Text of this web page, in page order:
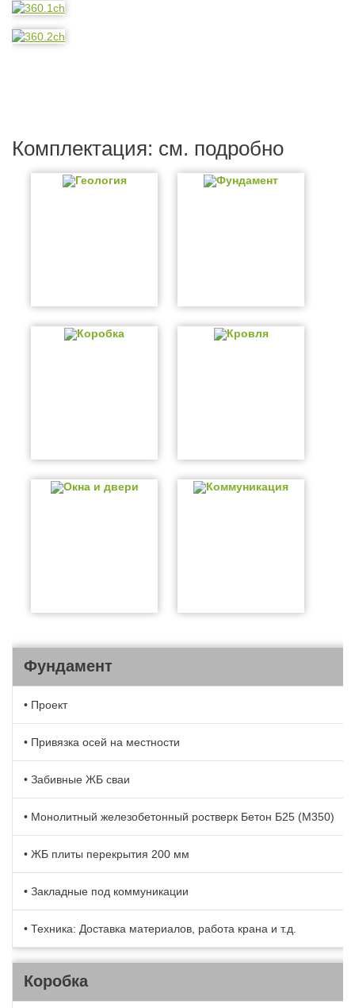
Комплектация: см. подробно
Геология Фундамент
Коробка Кровля
Окна и двери Коммуникация
Фундамент
• Проект
• Привязка осей на местности
• Забивные ЖБ сваи
• Монолитный железобетонный ростверк Бетон Б25 (М350)
• ЖБ плиты перекрытия 200 мм
• Закладные под коммуникации
• Техника: Доставка материалов, работа крана и т.д.
Коробка